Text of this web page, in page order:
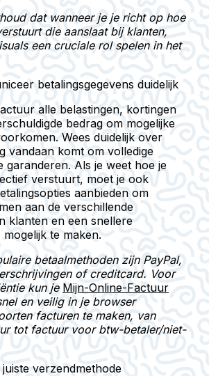
dat wanneer je je richt op hoe
die aanslaat bij klanten,
een cruciale rol spelen in het
betalingsgegevens duidelijk
alle belastingen, kortingen
bedrag om mogelijke
Wees duidelijk over
vandaan komt om volledige
garanderen. Als je weet hoe je
verstuurt, moet je ook
aanbieden om
aan de verschillende
klanten en een snellere
te maken.
betaalmethoden zijn PayPal,
of creditcard. Voor
kun je Mijn-Online-Factuur
en veilig in je browser
facturen te maken, van
tot factuur voor btw-betaler/niet-
verzendmethode